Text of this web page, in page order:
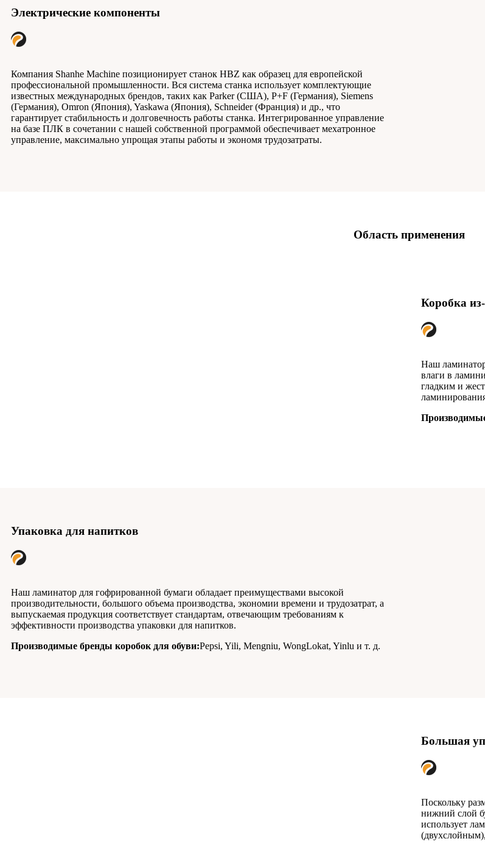
Электрические компоненты
Компания Shanhe Machine позиционирует станок HBZ как образец для европейской
профессиональной промышленности. Вся система станка использует комплектующие
известных международных брендов, таких как Parker (США), P+F (Германия), Siemens
(Германия), Omron (Япония), Yaskawa (Япония), Schneider (Франция) и др., что
гарантирует стабильность и долговечность работы станка. Интегрированное управление
на базе ПЛК в сочетании с нашей собственной программой обеспечивает мехатронное
управление, максимально упрощая этапы работы и экономя трудозатраты.
Область применения
Коробка
Наш
влаги в
гладким и
Упаковка для напитков
Наш ламинатор для гофрированной бумаги обладает преимуществами высокой
производительности, большого объема производства, экономии времени и трудозатрат, а
выпускаемая продукция соответствует стандартам, отвечающим требованиям к
эффективности производства упаковки для напитков.
Производимые бренды коробок для обуви:Pepsi, Yili, Mengniu, WongLokat, Yinlu и т. д.
Большая
Поскольку
нижний слой
использует